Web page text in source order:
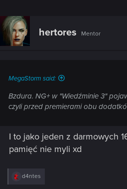
hertores Mentor
MegaStorm said:
Bzdura. NG+ w "Wiedźminie 3"
czyli przed premierami obu
I to jako jeden z darmowych
pamięć nie myli xd
R
d4ntes